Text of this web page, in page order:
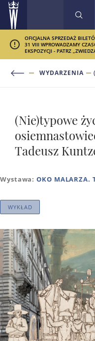
OFICJALNA SPRZEDAŻ
31 VIII WPROWADZAMY
EKSPOZYCJI - PATRZ
WYDARZENIA
(Nie)typowe
Tadeusz
Wystawa:OKO MALARZA.
WYKŁAD